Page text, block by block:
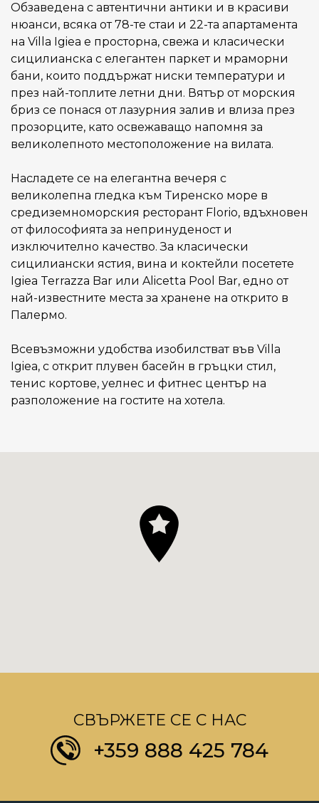
Обзаведена с автентични антики и в красиви
нюанси, всяка от 78-те стаи и 22-та апартамента
на Villa Igiea е просторна, свежа и класически
сицилианска с елегантен паркет и мраморни
бани, които поддържат ниски температури и
през най-топлите летни дни. Вятър от морския
бриз се понася от лазурния залив и влиза през
прозорците, като освежаващо напомня за
великолепното местоположение на вилата.
Насладете се на елегантна вечеря с
великолепна гледка към Тиренско море в
средиземноморския ресторант Florio, вдъхновен
от философията за непринуденост и
изключително качество. За класически
сицилиански ястия, вина и коктейли посетете
Igiea Terrazza Bar или Alicetta Pool Bar, едно от
най-известните места за хранене на открито в
Палермо.
Всевъзможни удобства изобилстват във Villa
Igiea, с открит плувен басейн в гръцки стил,
тенис кортове, уелнес и фитнес център на
разположение на гостите на хотела.
СВЪРЖЕТЕ СЕ С НАС
+359 888 425 784